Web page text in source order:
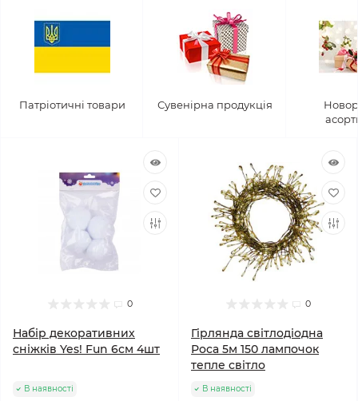
Патріотичні товари Сувенірна продукція
0
Набір декоративних
сніжків Yes! Fun 6см 4шт
В наявності
0
Гірлянда світлодіодна
Роса 5м 150 лампочок
тепле світло
В наявності